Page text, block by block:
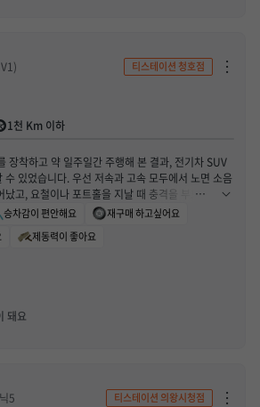
하긴 어렵지만, 체감상 크게 나빠졌다는 느낌은 없
조용하고 안정적인 주행감을 원하는 분들에게 만족
니다. 가격만 보고 고민했었는데 1년 타보니 성능과
히 괜찮은 선택이었다고 느낍니다. 장착 서비스까지
니다.
티스테이션 청호점
1천 Km 이하
장착하고 약 일주일간 주행해 본 결과, 전기차 SUV
수 있었습니다. 우선 저속과 고속 모두에서 노면 소음
고, 요철이나 포트홀을 지날 때 충격을 부드럽게 흡
니다. 코너링 시에도 차체가 안정적으로 잡혀 있어
흔들림이 적었습니다. 특히 전기차 특유의 무거운 차
력과 접지력이 안정적으로 유지되어 신뢰감 있는 주행
정숙성, 승차감, 안정성을 고루 갖춘 만족스러운 타
승차감이 편안해요
재구매 하고싶어요
제동력이 좋아요
돼요
5 티스테이션 의왕시청점